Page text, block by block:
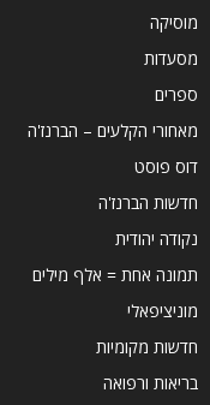
מוסיקה
מסעדות
ספרים
מאחורי הקלעים – הברנז'ה
דוס פוסט
חדשות הברנז'ה
נקודה יהודית
תמונה אחת = אלף מילים
מוניציפאלי
חדשות מקומיות
בריאות ורפואה